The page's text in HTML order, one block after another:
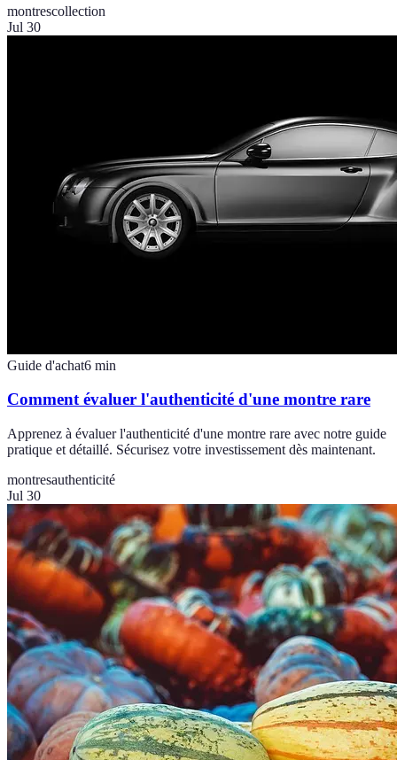
montrescollection
Jul 30
Guide d'achat6 min
Comment évaluer l'authenticité d'une montre rare
Apprenez à évaluer l'authenticité d'une montre rare avec notre guide
pratique et détaillé. Sécurisez votre investissement dès maintenant.
montresauthenticité
Jul 30